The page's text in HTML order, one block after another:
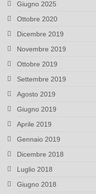
Giugno 2025
Ottobre 2020
Dicembre 2019
Novembre 2019
Ottobre 2019
Settembre 2019
Agosto 2019
Giugno 2019
Aprile 2019
Gennaio 2019
Dicembre 2018
Luglio 2018
Giugno 2018